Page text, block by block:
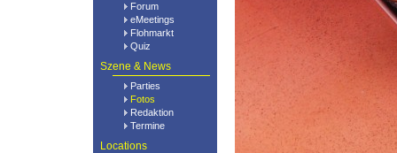
Forum
eMeetings
Flohmarkt
Quiz
Szene & News
Parties
Fotos
Redaktion
Termine
Locations